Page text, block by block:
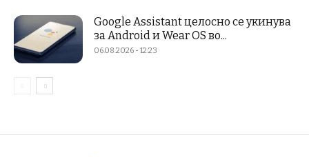
Google Assistant целосно се укинува
за Android и Wear OS во...
06.08.2026 - 12:23